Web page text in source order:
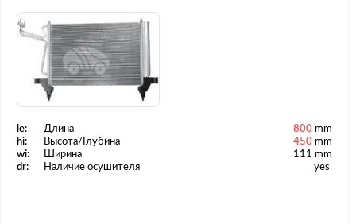
le: Длина 800 mm
hi:
Высота/Глубина 450 mm
wi:
Ширина
111 mm
dr:
Наличие осушителя yes